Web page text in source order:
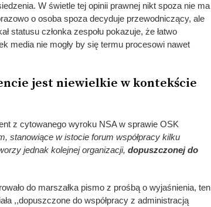
W świetle tej opinii prawnej nikt spoza nie ma
o osoba spoza decyduje przewodniczący, ale
statusu członka zespołu pokazuje, że łatwo
media nie mogły by się termu procesowi nawet
jest niewielkie w kontekście
z cytowanego wyroku NSA w sprawie OSK
stanowiące w istocie forum współpracy kilku
jednak kolejnej organizacji, dopuszczonej do
do marszałka pismo z prośbą o wyjaśnienia, ten
,,dopuszczone do współpracy z administracją